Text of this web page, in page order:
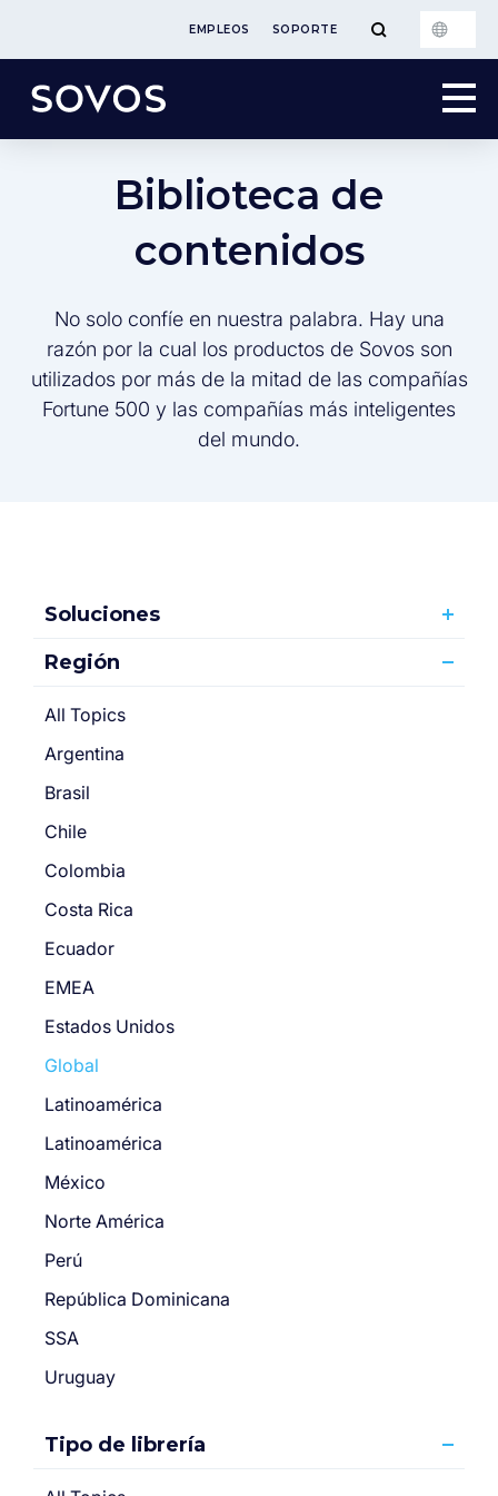
EMPLEOS SOPORTE
Biblioteca de
contenidos
No solo confíe en nuestra palabra. Hay una
razón por la cual los productos de Sovos son
utilizados por más de la mitad de las compañías
Fortune 500 y las compañías más inteligentes
del mundo.
Soluciones
Región
All Topics
Argentina
Brasil
Chile
Colombia
Costa Rica
Ecuador
EMEA
Estados Unidos
Global
Latinoamérica
Latinoamérica
México
Norte América
Perú
República Dominicana
SSA
Uruguay
Tipo de librería